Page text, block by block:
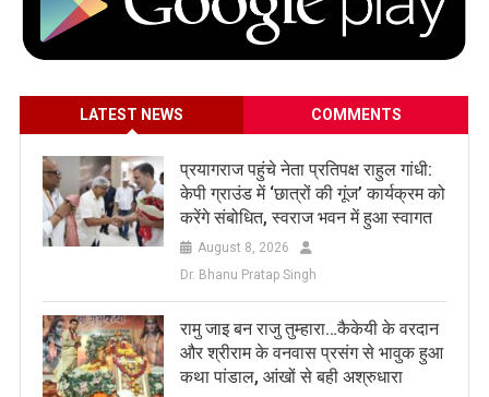
LATEST NEWS COMMENTS
प्रयागराज पहुंचे नेता प्रतिपक्ष राहुल गांधी:
केपी ग्राउंड में ‘छात्रों की गूंज’ कार्यक्रम को
करेंगे संबोधित, स्वराज भवन में हुआ स्वागत
August 8, 2026
Dr. Bhanu Pratap Singh
रामु जाइ बन राजु तुम्हारा…कैकेयी के वरदान
और श्रीराम के वनवास प्रसंग से भावुक हुआ
कथा पांडाल, आंखों से बही अश्रुधारा